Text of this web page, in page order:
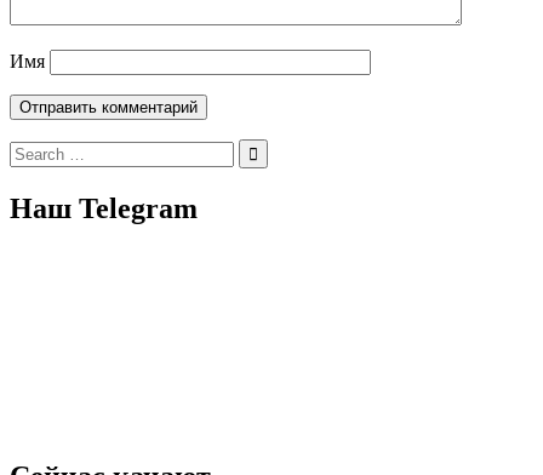
Имя
Search
for:
Наш Telegram